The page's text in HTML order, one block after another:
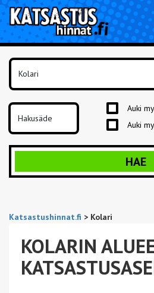
Auki
Auki
HAE
Katsastushinnat.fi > Kolari
KOLARIN